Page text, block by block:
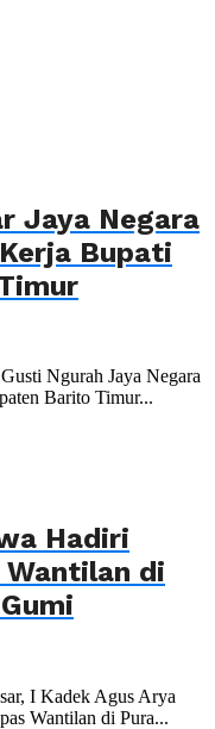
Jaya Negara
Bupati
Ngurah Jaya Negara
Barito Timur...
Hadiri
Wantilan di
I Kadek Agus Arya
Wantilan di Pura...